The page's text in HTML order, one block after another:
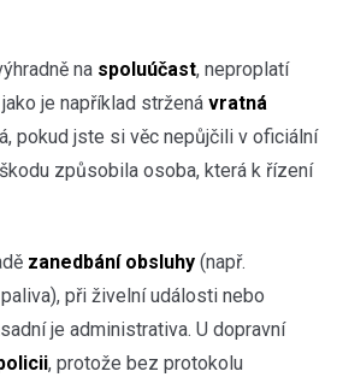
na spoluúčast, neproplatí
je například stržená vratná
pokud jste si věc nepůjčili v oficiální
způsobila osoba, která k řízení
zanedbání obsluhy (např.
při živelní události nebo
je administrativa. U dopravní
, protože bez protokolu